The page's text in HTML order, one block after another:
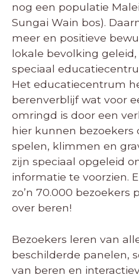
nog een populatie
Sungai Wain bos).
meer en positieve
lokale bevolking
speciaal
Het educatiecentrum
berenverblijf wat voor
omringd is door een
hier kunnen bezoekers
spelen, klimmen en
zijn speciaal opgeleid
informatie te voorzien.
zo’n 70.000 bezoekers
over beren!
Bezoekers leren van
beschilderde panelen,
van beren en